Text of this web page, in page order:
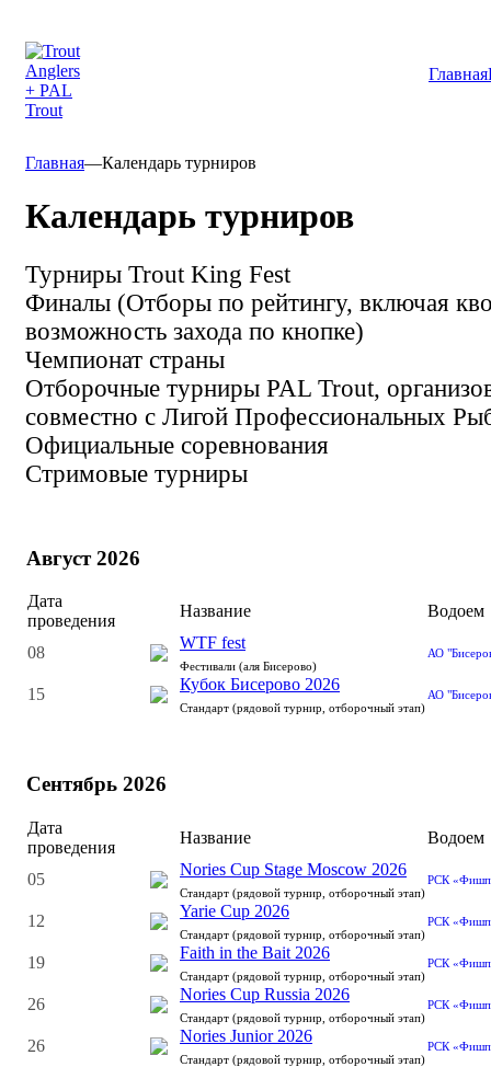
Главная
Главная—Календарь турниров
Календарь турниров
Турниры Trout King Fest
Финалы (Отборы по рейтингу, включая
возможность захода по кнопке)
Чемпионат страны
Отборочные турниры PAL Trout,
совместно с Лигой Профессиональных
Официальные соревнования
Стримовые турниры
Август 2026
Дата
проведения
Название Водоем
08
WTF fest
Фестивали (аля Бисерово)
АО
15
Кубок Бисерово 2026
Стандарт (рядовой турнир, отборочный этап)
АО
Сентябрь 2026
Дата
проведения
Название Водоем
05
Nories Cup Stage Moscow 2026
Стандарт (рядовой турнир, отборочный этап)
РСК
12
Yarie Cup 2026
Стандарт (рядовой турнир, отборочный этап)
РСК
19
Faith in the Bait 2026
Стандарт (рядовой турнир, отборочный этап)
РСК
26
Nories Cup Russia 2026
Стандарт (рядовой турнир, отборочный этап)
РСК
26
Nories Junior 2026
Стандарт (рядовой турнир, отборочный этап)
РСК